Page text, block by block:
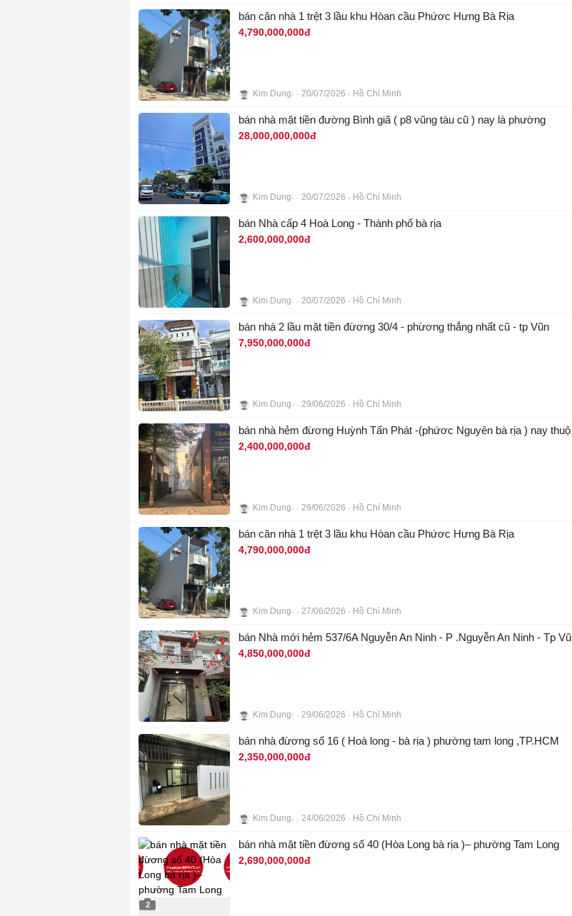
bán căn nhà 1 trệt 3 lầu khu Hòan cầu Phứơc Hưng Bà Rịa
4,790,000,000đ
Kim Dung 20/07/2026 Hồ Chí Minh
bán nhà mặt tiền đường Bình giã ( p8 vũng tàu cũ ) nay là phường
28,000,000,000đ
Kim Dung 20/07/2026 Hồ Chí Minh
bán Nhà cấp 4 Hoà Long - Thành phố bà rịa
2,600,000,000đ
Kim Dung 20/07/2026 Hồ Chí Minh
bán nhà 2 lầu mặt tiền đừơng 30/4 - phừơng thắng nhất cũ - tp Vũn
7,950,000,000đ
Kim Dung 29/06/2026 Hồ Chí Minh
bán nhà hẻm đừơng Huỳnh Tấn Phát -(phứơc Nguyên bà rịa ) nay thuộ
2,400,000,000đ
Kim Dung 29/06/2026 Hồ Chí Minh
bán căn nhà 1 trệt 3 lầu khu Hòan cầu Phứơc Hưng Bà Rịa
4,790,000,000đ
Kim Dung 27/06/2026 Hồ Chí Minh
bán Nhà mới hẻm 537/6A Nguyễn An Ninh - P .Nguyễn An Ninh - Tp Vũ
4,850,000,000đ
Kim Dung 29/06/2026 Hồ Chí Minh
bán nhà đừơng số 16 ( Hoà long - bà rịa ) phường tam long ,TP.HCM
2,350,000,000đ
Kim Dung 24/06/2026 Hồ Chí Minh
2
bán nhà mặt tiền đừơng số 40 (Hòa Long bà rịa )– phường Tam Long
2,690,000,000đ